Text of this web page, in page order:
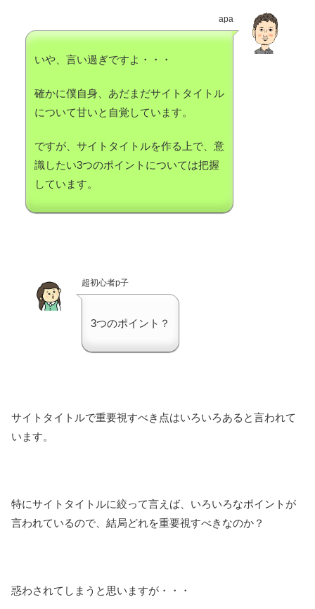
apa
いや、言い過ぎですよ・・・
確かに僕自身、あだまだサイトタイトル
について甘いと自覚しています。
ですが、サイトタイトルを作る上で、意
識したい3つのポイントについては把握
しています。
超初心者p子
3つのポイント？
サイトタイトルで重要視すべき点はいろいろあると言われて
います。
特にサイトタイトルに絞って言えば、いろいろなポイントが
言われているので、結局どれを重要視すべきなのか？
惑わされてしまうと思いますが・・・